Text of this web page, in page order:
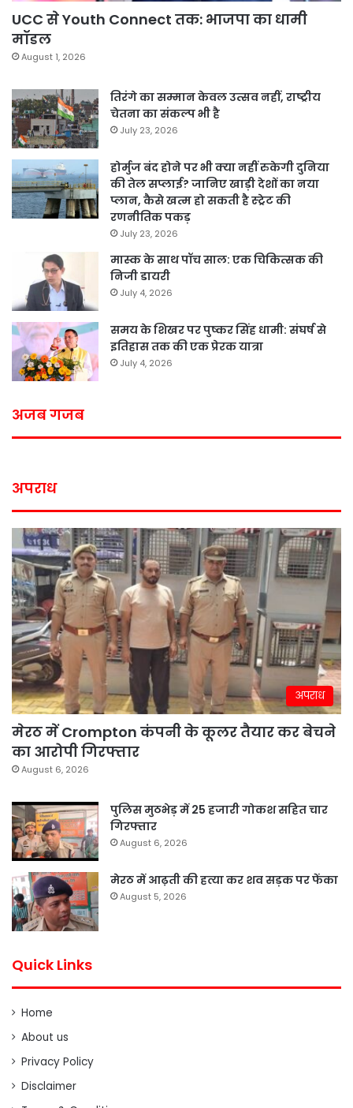
UCC से Youth Connect तक: भाजपा का धामी
मॉडल
August 1, 2026
तिरंगे का सम्मान केवल उत्सव नहीं, राष्ट्रीय
चेतना का संकल्प भी है
July 23, 2026
होर्मुज बंद होने पर भी क्या नहीं रुकेगी दुनिया
की तेल सप्लाई? जानिए खाड़ी देशों का नया
प्लान, कैसे खत्म हो सकती है स्ट्रेट की
रणनीतिक पकड़
July 23, 2026
मास्क के साथ पॉच साल: एक चिकित्सक की
निजी डायरी
July 4, 2026
समय के शिखर पर पुष्कर सिंह धामी: संघर्ष से
इतिहास तक की एक प्रेरक यात्रा
July 4, 2026
अजब गजब
अपराध
अपराध
मेरठ में Crompton कंपनी के कूलर तैयार कर बेचने
का आरोपी गिरफ्तार
August 6, 2026
पुलिस मुठभेड़ में 25 हजारी गोकश सहित चार
गिरफ्तार
August 6, 2026
मेरठ में आढ़ती की हत्या कर शव सड़क पर फेंका
August 5, 2026
Quick Links
Home
About us
Privacy Policy
Disclaimer